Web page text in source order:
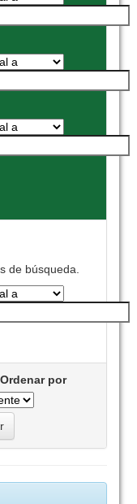
de búsqueda.
Ordenar por